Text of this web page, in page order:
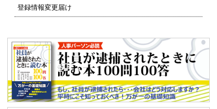
登録情報変更届け